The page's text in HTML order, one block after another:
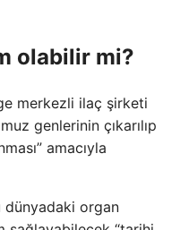
olabilir mi?
merkezli ilaç şirketi
genlerinin çıkarılıp
amacıyla
dünyadaki organ